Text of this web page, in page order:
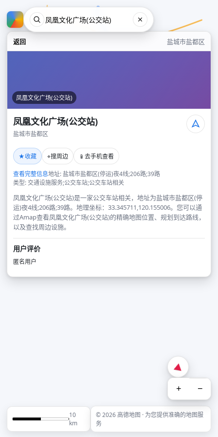
返回 盐城市盐都区
凤凰文化广场(公交站)
凤凰文化广场(公交站)
盐城市盐都区
★收藏 ⌖搜周边 📱 去手机查看
查看完整信息地址: 盐城市盐都区(停运)夜4线;206路;39路
类型: 交通设施服务;公交车站;公交车站相关
凤凰文化广场(公交站)是一家公交车站相关，地址为盐城市盐都区(停
运)夜4线;206路;39路。地理坐标：33.345711,120.155006。您可以通
过Amap查看凤凰文化广场(公交站)的精确地图位置、规划到达路线，
以及查找周边设施。
用户评价
匿名用户
+ −
10
km
© 2026 高德地图 · 为您提供准确的地图服
务